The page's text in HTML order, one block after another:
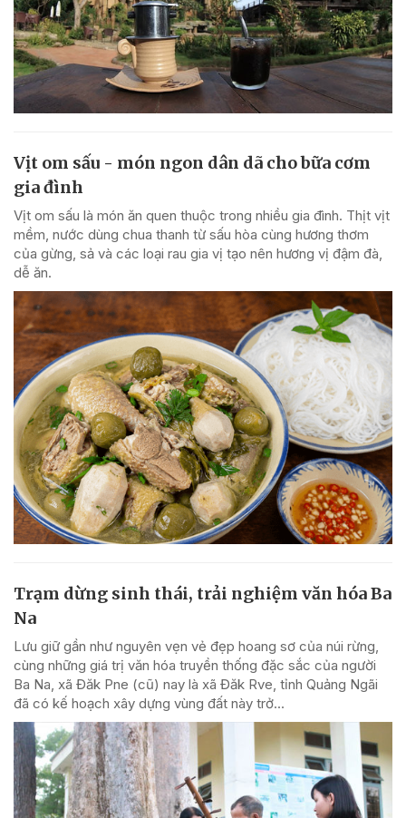
Vịt om sấu - món ngon dân dã cho bữa cơm
gia đình
Vịt om sấu là món ăn quen thuộc trong nhiều gia đình. Thịt vịt
mềm, nước dùng chua thanh từ sấu hòa cùng hương thơm
của gừng, sả và các loại rau gia vị tạo nên hương vị đậm đà,
dễ ăn.
Trạm dừng sinh thái, trải nghiệm văn hóa Ba
Na
Lưu giữ gần như nguyên vẹn vẻ đẹp hoang sơ của núi rừng,
cùng những giá trị văn hóa truyền thống đặc sắc của người
Ba Na, xã Đăk Pne (cũ) nay là xã Đăk Rve, tỉnh Quảng Ngãi
đã có kế hoạch xây dựng vùng đất này trở...